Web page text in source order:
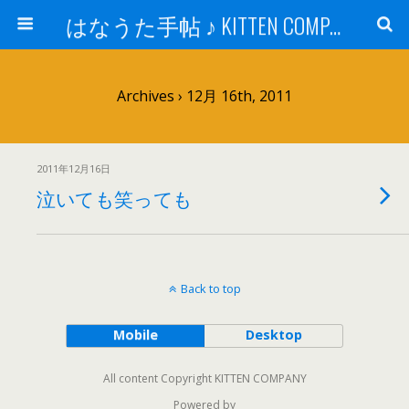
はなうた手帖 ♪ KITTEN COMPANY
Archives › 12月 16th, 2011
2011年12月16日
泣いても笑っても
Back to top
Mobile Desktop
All content Copyright KITTEN COMPANY
Powered by